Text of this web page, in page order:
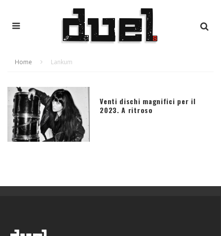
Home Lankum
Venti dischi magnifici per il
2023. A ritroso